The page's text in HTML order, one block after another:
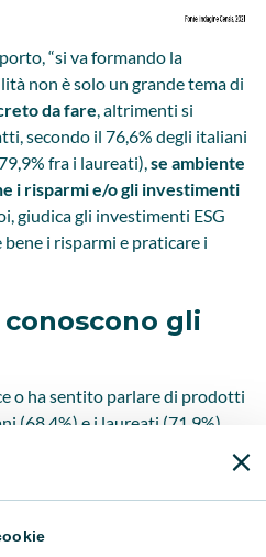
“si va formando la
non è solo un grande tema di
da fare, altrimenti si
secondo il 76,6% degli italiani
fra i laureati),se ambiente
i risparmi e/o gli investimenti
giudica gli investimenti ESG
i risparmi e praticare i
conoscono gli
o ha sentito parlare di prodotti
(68,4%) e i laureati (71,9%).
sull’argomento?
poi da social, web e
vanno per la maggiore
in generale i principali punti